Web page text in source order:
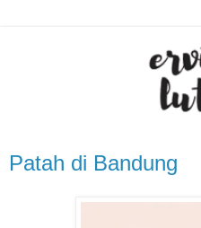
Patah di Bandung